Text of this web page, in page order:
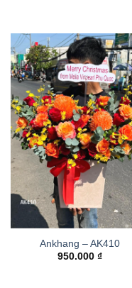
Ankhang – AK410
950.000 ₫